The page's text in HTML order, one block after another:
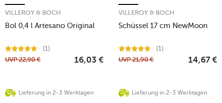
Bol 0,4 l Artesano Original
VILLEROY & BOCH
(1)
Lieferung in 2-3 Werktagen
UVP22,90 € 16,03 €
Schüssel 17 cm NewMoon
VILLEROY & BOCH
(1)
Lieferung in 2-3 Werktagen
UVP21,90 € 14,67 €